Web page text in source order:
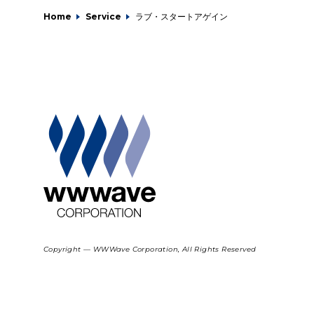
Home Service ラブ・スタートアゲイン
Copyright — WWWave Corporation, All Rights Reserved